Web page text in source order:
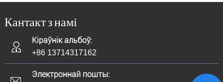
Кантакт з намі
Кіраўнік альбоў:
+86 13714317162
Электроннай пошты: